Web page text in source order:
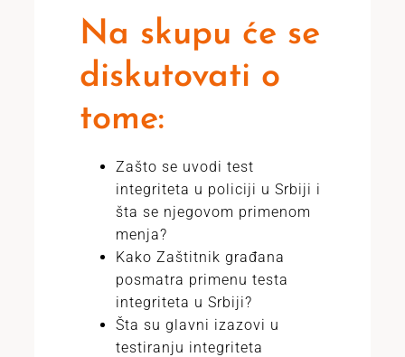
Na skupu će se
diskutovati o
tome:
Zašto se uvodi test
integriteta u policiji u Srbiji i
šta se njegovom primenom
menja?
Kako Zaštitnik građana
posmatra primenu testa
integriteta u Srbiji?
Šta su glavni izazovi u
testiranju integriteta